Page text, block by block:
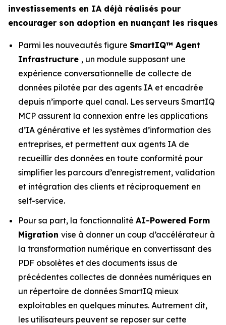
investissements en IA déjà réalisés pour
encourager son adoption en nuançant les risques
Parmi les nouveautés figure SmartIQ™ Agent
Infrastructure , un module supposant une
expérience conversationnelle de collecte de
données pilotée par des agents IA et encadrée
depuis n’importe quel canal. Les serveurs SmartIQ
MCP assurent la connexion entre les applications
d’IA générative et les systèmes d’information des
entreprises, et permettent aux agents IA de
recueillir des données en toute conformité pour
simplifier les parcours d’enregistrement, validation
et intégration des clients et réciproquement en
self-service.
Pour sa part, la fonctionnalité AI-Powered Form
Migration vise à donner un coup d’accélérateur à
la transformation numérique en convertissant des
PDF obsolètes et des documents issus de
précédentes collectes de données numériques en
un répertoire de données SmartIQ mieux
exploitables en quelques minutes. Autrement dit,
les utilisateurs peuvent se reposer sur cette